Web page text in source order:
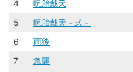
4 呪胎戴天
5
呪胎戴天－弐－
6
雨後
7
急襲